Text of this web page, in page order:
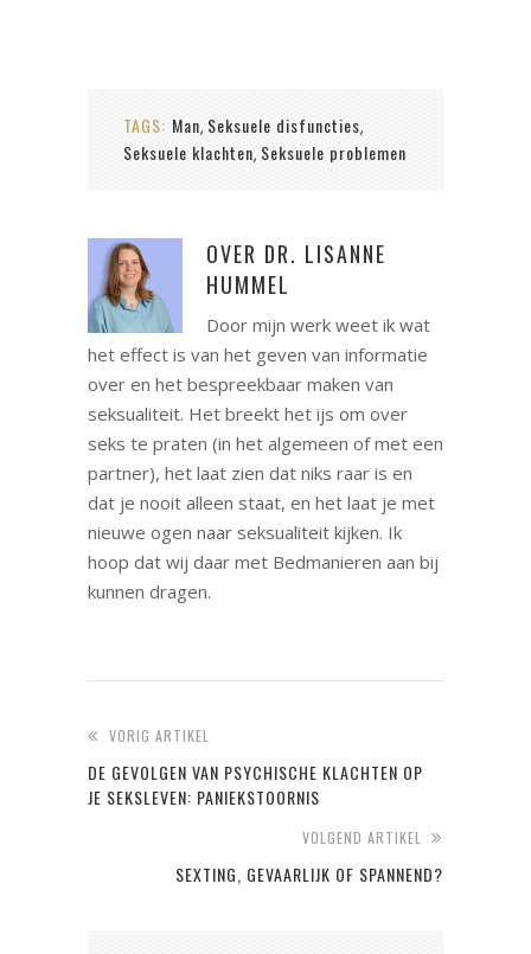
TAGS: Man, Seksuele disfuncties,
Seksuele klachten, Seksuele problemen
OVER DR. LISANNE
HUMMEL
Door mijn werk weet ik wat
het effect is van het geven van informatie
over en het bespreekbaar maken van
seksualiteit. Het breekt het ijs om over
seks te praten (in het algemeen of met een
partner), het laat zien dat niks raar is en
dat je nooit alleen staat, en het laat je met
nieuwe ogen naar seksualiteit kijken. Ik
hoop dat wij daar met Bedmanieren aan bij
kunnen dragen.
VORIG ARTIKEL
DE GEVOLGEN VAN PSYCHISCHE KLACHTEN OP
JE SEKSLEVEN: PANIEKSTOORNIS
VOLGEND ARTIKEL
SEXTING, GEVAARLIJK OF SPANNEND?